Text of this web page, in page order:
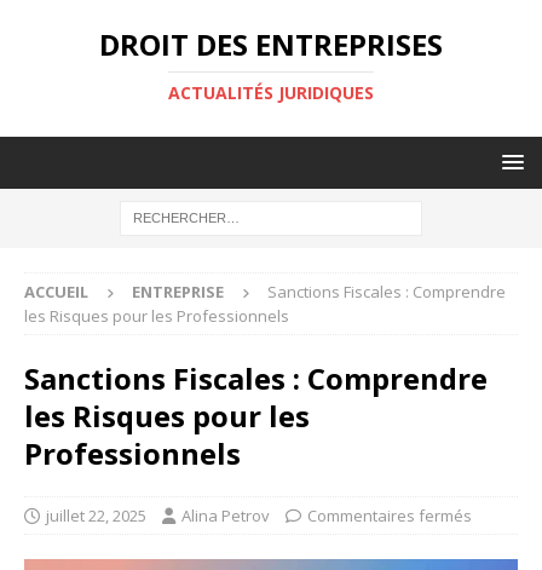
DROIT DES ENTREPRISES
ACTUALITÉS JURIDIQUES
ACCUEIL ENTREPRISE
Sanctions Fiscales : Comprendre
les Risques pour les Professionnels
Sanctions Fiscales : Comprendre
les Risques pour les
Professionnels
juillet 22, 2025 Alina Petrov Commentaires fermés